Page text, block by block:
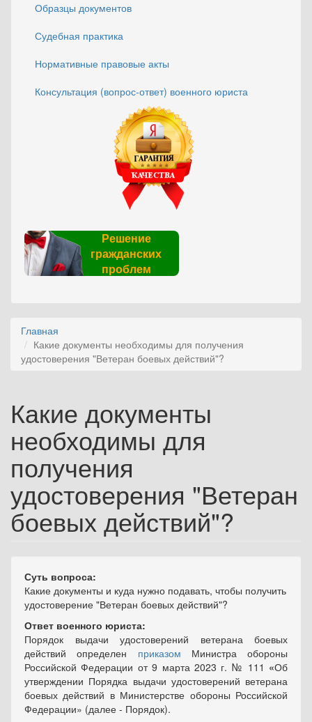
Образцы документов
Судебная практика
Нормативные правовые акты
Консультация (вопрос-ответ) военного юриста
Решение
гражданских
проблем
Главная
Какие документы необходимы для получения
удостоверения "Ветеран боевых действий"?
Какие документы
необходимы для
получения
удостоверения "Ветеран
боевых действий"?
Суть вопроса:
Какие документы и куда нужно подавать, чтобы получить
удостоверение "Ветеран боевых действий"?
Ответ военного юриста:
Порядок выдачи удостоверений ветерана боевых
действий определен приказом Министра обороны
Российской Федерации от 9 марта 2023 г. № 111 «Об
утверждении Порядка выдачи удостоверений ветерана
боевых действий в Министерстве обороны Российской
Федерации» (далее - Порядок).